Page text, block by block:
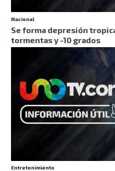
Nacional
Se forma depresión
tormentas y -10 grados
Entretenimiento